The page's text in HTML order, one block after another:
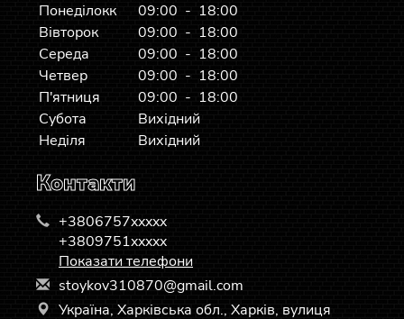
Понеділокк
09:00 - 18:00
Вівторок
09:00 - 18:00
Середа
09:00 - 18:00
Четвер
09:00 - 18:00
П'ятниця
09:00 - 18:00
Субота
Вихідний
Неділя
Вихідний
Контакти
+3806757xxxxx
+3809751xxxxx
Показати телефони
stoykov310870@gmail.com
Україна, Харківська обл., Харків, вулиця